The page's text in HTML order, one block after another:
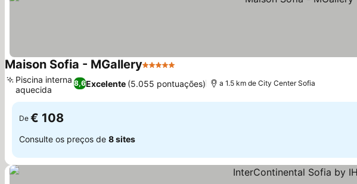
Maison Sofia - MGallery5 Estrelas
8,6Excelente (5.055 pontuações)
Piscina interna
aquecida
a 1.5 km de City Center Sofia
De € 108
Consulte os preços de 8 sites